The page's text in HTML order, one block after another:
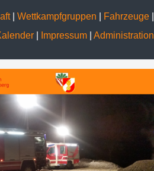
| Wettkampfgruppen Fahrzeuge
Impressum Administration